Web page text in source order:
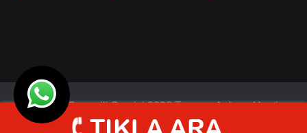
© Türkiye Garantili Servisi 2026 TasarımAnkara Hosting